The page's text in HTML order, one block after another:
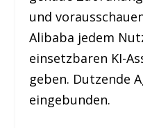
und
Alibaba jedem
einsetzbaren KI-
geben. Dutzende
eingebunden.